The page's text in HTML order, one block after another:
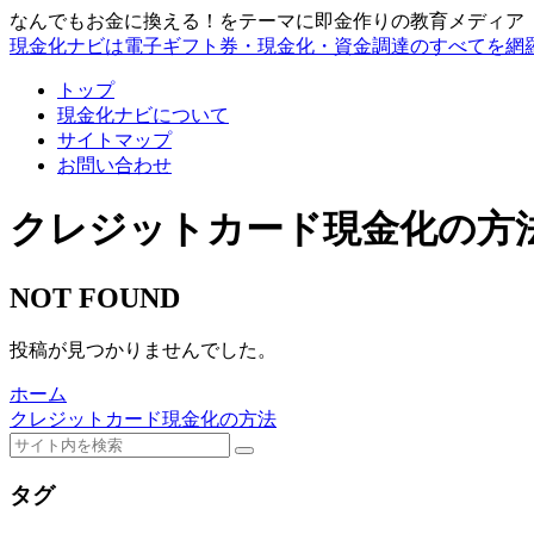
なんでもお金に換える！をテーマに即金作りの教育メディア
現金化ナビは電子ギフト券・現金化・資金調達のすべてを網
トップ
現金化ナビについて
サイトマップ
お問い合わせ
クレジットカード現金化の方
NOT FOUND
投稿が見つかりませんでした。
ホーム
クレジットカード現金化の方法
タグ